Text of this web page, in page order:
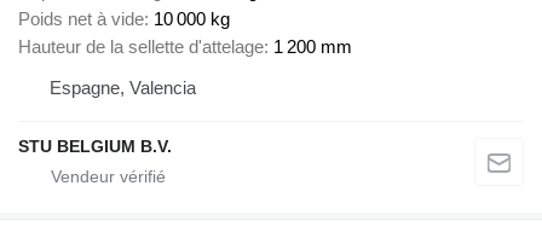
Poids net à vide 10 000 kg
Hauteur de la sellette d'attelage 1 200 mm
Espagne, Valencia
STU BELGIUM B.V.